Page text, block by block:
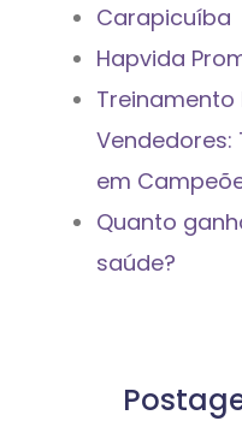
Carapicuíba
Hapvida
Treinamento
Vendedores:
em
Quanto
saúde?